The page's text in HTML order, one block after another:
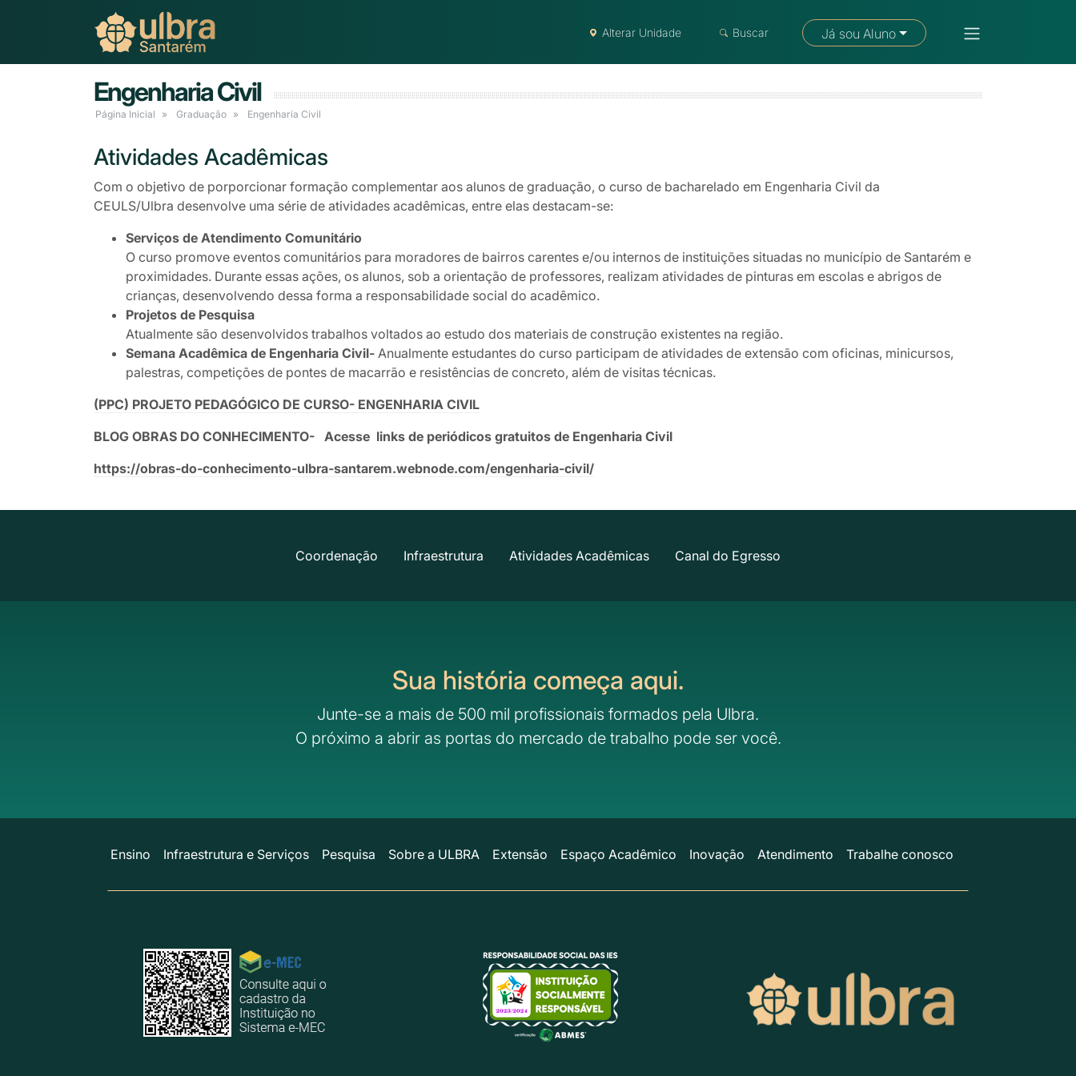
Fale com um consultor
Alterar Unidade Buscar Já sou Aluno
Engenharia Civil
Página Inicial Graduação Engenharia Civil
Atividades Acadêmicas
Com o objetivo de porporcionar formação complementar aos alunos de graduação, o curso de bacharelado em Engenharia Civil da
CEULS/Ulbra desenvolve uma série de atividades acadêmicas, entre elas destacam-se:
Serviços de Atendimento Comunitário
O curso promove eventos comunitários para moradores de bairros carentes e/ou internos de instituições situadas no município de Santarém e
proximidades. Durante essas ações, os alunos, sob a orientação de professores, realizam atividades de pinturas em escolas e abrigos de
crianças, desenvolvendo dessa forma a responsabilidade social do acadêmico.
Projetos de Pesquisa
Atualmente são desenvolvidos trabalhos voltados ao estudo dos materiais de construção existentes na região.
Semana Acadêmica de Engenharia Civil- Anualmente estudantes do curso participam de atividades de extensão com oficinas, minicursos,
palestras, competições de pontes de macarrão e resistências de concreto, além de visitas técnicas.
(PPC) PROJETO PEDAGÓGICO DE CURSO- ENGENHARIA CIVIL
BLOG OBRAS DO CONHECIMENTO- Acesse links de periódicos gratuitos de Engenharia Civil
https://obras-do-conhecimento-ulbra-santarem.webnode.com/engenharia-civil/
Coordenação Infraestrutura Atividades Acadêmicas Canal do Egresso
Sua história começa aqui.
Junte-se a mais de 500 mil profissionais formados pela Ulbra.
O próximo a abrir as portas do mercado de trabalho pode ser você.
Ensino Infraestrutura e Serviços Pesquisa Sobre a ULBRA Extensão Espaço Acadêmico Inovação Atendimento Trabalhe conosco